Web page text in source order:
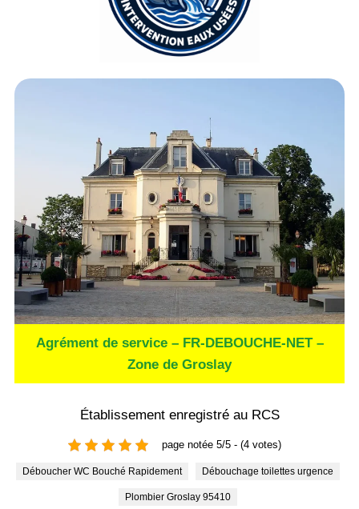
Agrément de service – FR-DEBOUCHE-NET –
Zone de Groslay
Établissement enregistré au RCS
page notée 5/5 - (4 votes)
Déboucher WC Bouché Rapidement Débouchage toilettes urgence
Plombier Groslay 95410